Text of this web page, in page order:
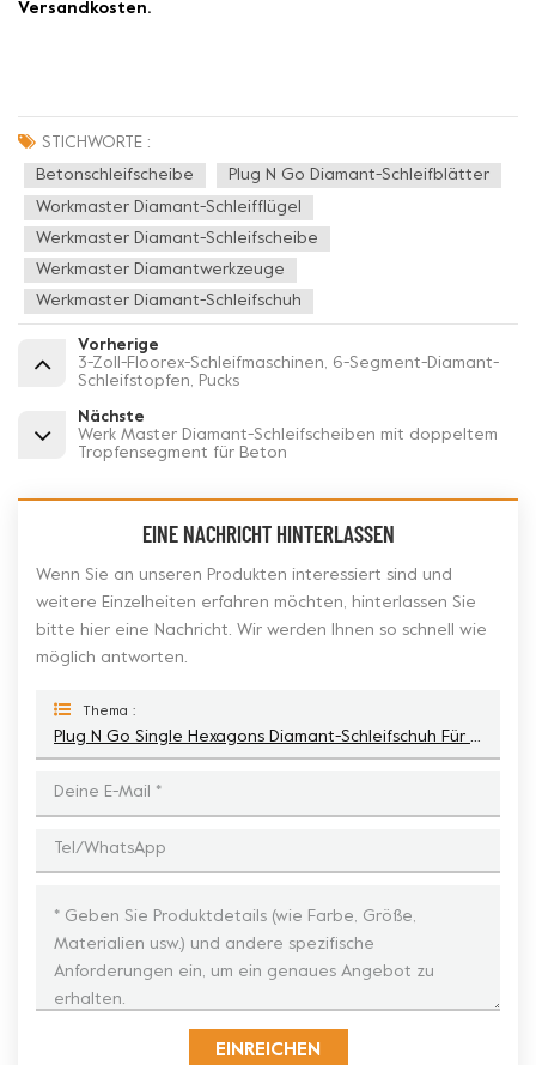
Versandkosten.
STICHWORTE :
Betonschleifscheibe Plug N Go Diamant-Schleifblätter
Workmaster Diamant-Schleifflügel
Werkmaster Diamant-Schleifscheibe
Werkmaster Diamantwerkzeuge
Werkmaster Diamant-Schleifschuh
Vorherige
3-Zoll-Floorex-Schleifmaschinen, 6-Segment-Diamant-
Schleifstopfen, Pucks
Nächste
Werk Master Diamant-Schleifscheiben mit doppeltem
Tropfensegment für Beton
EINE NACHRICHT HINTERLASSEN
Wenn Sie an unseren Produkten interessiert sind und
weitere Einzelheiten erfahren möchten, hinterlassen Sie
bitte hier eine Nachricht. Wir werden Ihnen so schnell wie
möglich antworten.
Thema :
Plug N Go Single Hexagons Diamant-Schleifschuh Für Die Bodenvorbereitung
EINREICHEN